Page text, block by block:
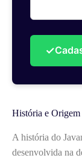
✓
História e Origem
A história do
desenvolvida na